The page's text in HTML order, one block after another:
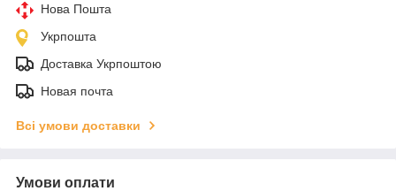
Нова Пошта
Укрпошта
Доставка Укрпоштою
Новая почта
Всі умови доставки
Умови оплати